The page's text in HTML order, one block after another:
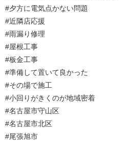
#夕方に電気点かない問題
#近隣店応援
#雨漏り修理
#屋根工事
#板金工事
#準備して置いて良かった
#その場で施工
#小回りがきくのが地域密着
#名古屋市守山区
#名古屋市北区
#尾張旭市